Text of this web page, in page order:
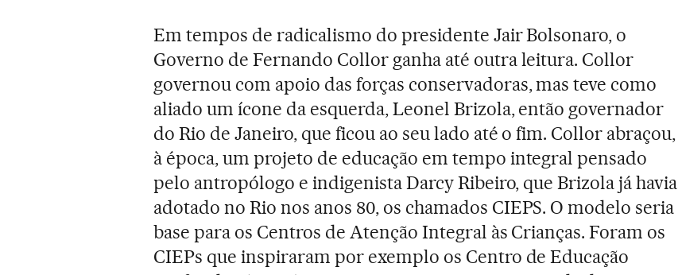
Em tempos de radicalismo do presidente Jair Bolsonaro, o
Governo de Fernando Collor ganha até outra leitura. Collor
governou com apoio das forças conservadoras, mas teve como
aliado um ícone da esquerda, Leonel Brizola, então governador
do Rio de Janeiro, que ficou ao seu lado até o fim. Collor abraçou,
à época, um projeto de educação em tempo integral pensado
pelo antropólogo e indigenista Darcy Ribeiro, que Brizola já havia
adotado no Rio nos anos 80, os chamados CIEPS. O modelo seria
base para os Centros de Atenção Integral às Crianças. Foram os
CIEPs que inspiraram por exemplo os Centro de Educação